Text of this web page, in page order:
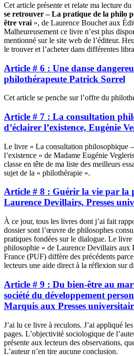
Cet article présente et relate ma lecture
se retrouver – La pratique de la philo
être vrai », de Laurence Bouchet aux
Malheureusement ce livre n’est plus
mentionné sur le site web de l’éditeur.
le trouver et l’acheter dans différentes
Article # 6 : Une danse
philothérapeute Patrick Sorrel
Cet article se penche sur l’offre du
Article # 7 : La consultation
d’éclairer l’existence, Eugénie
Le livre « La consultation philosophique –
l’existence » de Madame Eugénie
classe en tête de ma liste des meilleurs
sujet de la « philothérapie ».
Article # 8 : Guérir la vie par la
Laurence Devillairs, Presses
À ce jour, tous les livres dont j’ai fait
dossier sont l’œuvre de philosophes
pratiques fondées sur le dialogue. Le
philosophie » de Laurence Devillairs aux
France (PUF) diffère des précédents
lecteurs une aide direct à la réflexion sur
Article # 9 : Du bien-être au
société du développement
Marquis aux Presses
J’ai lu ce livre à reculons. J’ai appliqué
pages. L’objectivité sociologique de
présente aux lecteurs des observations,
L’auteur n’en tire aucune conclusion.